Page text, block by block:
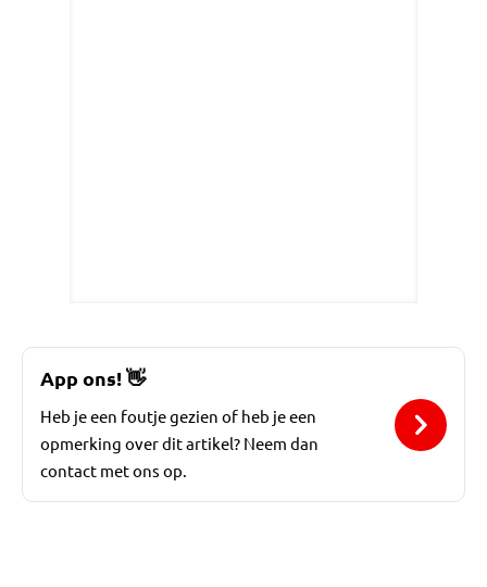
App ons!👋
Heb je een foutje gezien of heb je een
opmerking over dit artikel? Neem dan
contact met ons op.